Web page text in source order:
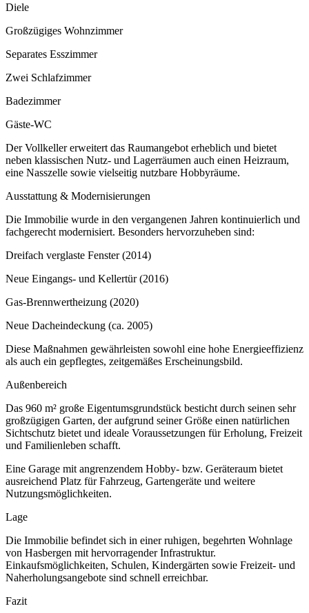
Diele
Großzügiges Wohnzimmer
Separates Esszimmer
Zwei Schlafzimmer
Badezimmer
Gäste-WC
Der Vollkeller erweitert das Raumangebot erheblich und bietet
neben klassischen Nutz- und Lagerräumen auch einen Heizraum,
eine Nasszelle sowie vielseitig nutzbare Hobbyräume.
Ausstattung & Modernisierungen
Die Immobilie wurde in den vergangenen Jahren kontinuierlich und
fachgerecht modernisiert. Besonders hervorzuheben sind:
Dreifach verglaste Fenster (2014)
Neue Eingangs- und Kellertür (2016)
Gas-Brennwertheizung (2020)
Neue Dacheindeckung (ca. 2005)
Diese Maßnahmen gewährleisten sowohl eine hohe Energieeffizienz
als auch ein gepflegtes, zeitgemäßes Erscheinungsbild.
Außenbereich
Das 960 m² große Eigentumsgrundstück besticht durch seinen sehr
großzügigen Garten, der aufgrund seiner Größe einen natürlichen
Sichtschutz bietet und ideale Voraussetzungen für Erholung, Freizeit
und Familienleben schafft.
Eine Garage mit angrenzendem Hobby- bzw. Geräteraum bietet
ausreichend Platz für Fahrzeug, Gartengeräte und weitere
Nutzungsmöglichkeiten.
Lage
Die Immobilie befindet sich in einer ruhigen, begehrten Wohnlage
von Hasbergen mit hervorragender Infrastruktur.
Einkaufsmöglichkeiten, Schulen, Kindergärten sowie Freizeit- und
Naherholungsangebote sind schnell erreichbar.
Fazit